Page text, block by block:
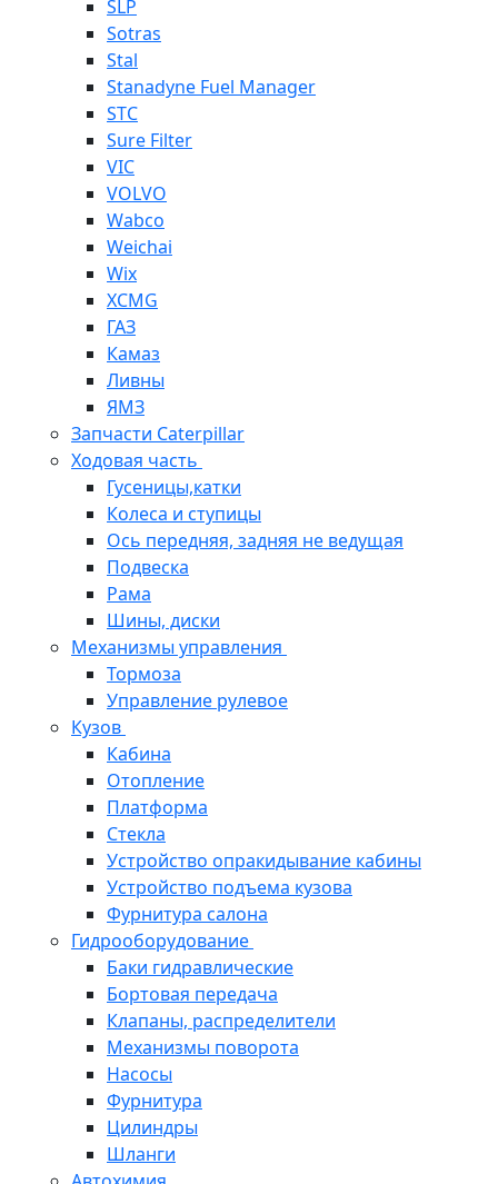
SLP
Sotras
Stal
Stanadyne Fuel Manager
STC
Sure Filter
VIC
VOLVO
Wabco
Weichai
Wix
XCMG
ГАЗ
Камаз
Ливны
ЯМЗ
Запчасти Caterpillar
Ходовая часть
Гусеницы,катки
Колеса и ступицы
Ось передняя, задняя не ведущая
Подвеска
Рама
Шины, диски
Механизмы управления
Тормоза
Управление рулевое
Кузов
Кабина
Отопление
Платформа
Стекла
Устройство опракидывание кабины
Устройство подъема кузова
Фурнитура салона
Гидрооборудование
Баки гидравлические
Бортовая передача
Клапаны, распределители
Механизмы поворота
Насосы
Фурнитура
Цилиндры
Шланги